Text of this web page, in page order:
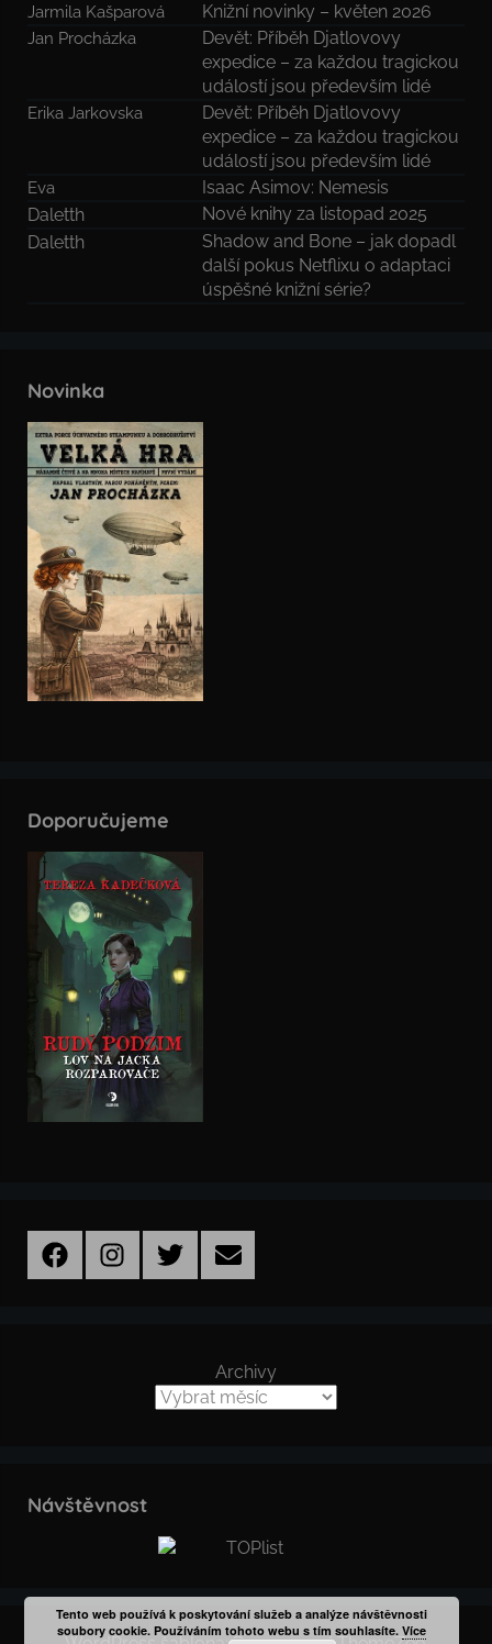
Jarmila Kašparová Knižní novinky – květen 2026
Jan Procházka
Devět: Příběh Djatlovovy
expedice – za každou tragickou
událostí jsou především lidé
Erika Jarkovska
Devět: Příběh Djatlovovy
expedice – za každou tragickou
událostí jsou především lidé
Eva
Isaac Asimov: Nemesis
Daletth
Nové knihy za listopad 2025
Daletth
Shadow and Bone – jak dopadl
další pokus Netflixu o adaptaci
úspěšné knižní série?
Novinka
Doporučujeme
FacebookInstagramTwitter Email
Archivy
Návštěvnost
Tento web používá k poskytování služeb a analýze návštěvnosti
soubory cookie. Používáním tohoto webu s tím souhlasíte.Více